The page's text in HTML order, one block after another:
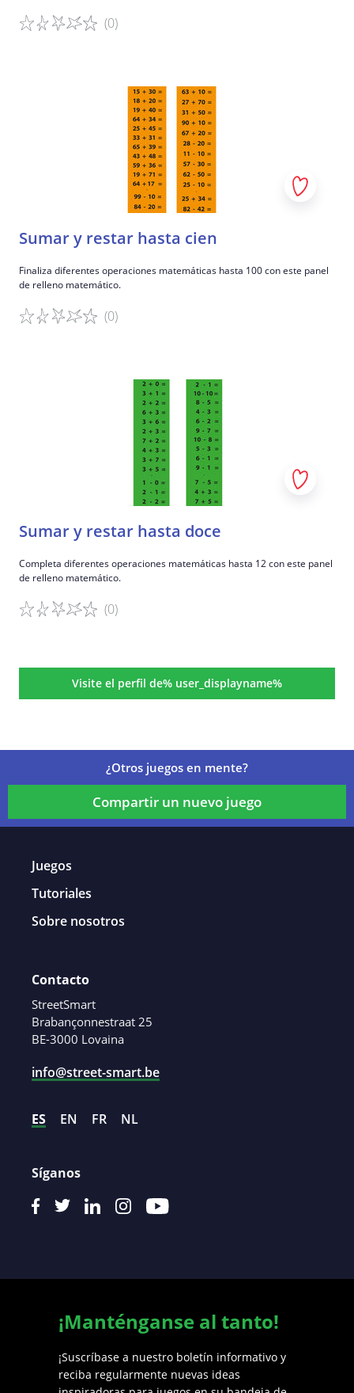
(0)
Sumar y restar hasta cien
Finaliza diferentes operaciones matemáticas hasta 100 con este panel
de relleno matemático.
(0)
Sumar y restar hasta doce
Completa diferentes operaciones matemáticas hasta 12 con este panel
de relleno matemático.
(0)
Visite el perfil de% user_displayname%
¿Otros juegos en mente?
Compartir un nuevo juego
Juegos
Tutoriales
Sobre nosotros
Contacto
StreetSmart
Brabançonnestraat 25
BE-3000 Lovaina
info@street-smart.be
ES EN FR NL
Síganos
¡Manténganse al tanto!
¡Suscríbase a nuestro boletín informativo y
reciba regularmente nuevas ideas